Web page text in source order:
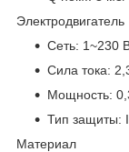
Электродвигатель
Сеть: 1~230
Сила тока:
Мощность:
Тип защиты:
Материал